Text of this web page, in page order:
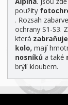
použity
. Rozsah
ochrany S1-S3.
která
kolo, mají
nosníků a také
brýlí kloubem.